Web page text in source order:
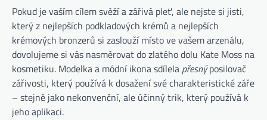
Pokud je vaším cílem svěží a zářivá pleť, ale nejste si jisti,
který z nejlepších podkladových krémů a nejlepších
krémových bronzerů si zaslouží místo ve vašem arzenálu,
dovolujeme si vás nasměrovat do zlatého dolu Kate Moss na
kosmetiku. Modelka a módní ikona sdílela přesnýposilovač
zářivosti, který používá k dosažení své charakteristické záře
– stejně jako nekonvenční, ale účinný trik, který používá k
jeho aplikaci.